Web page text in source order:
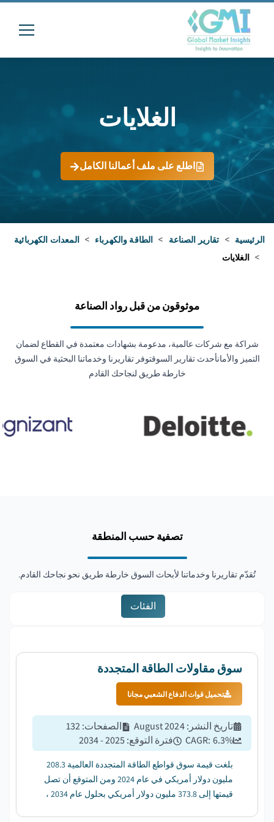
الغلايات
اطلع على ملف أعمالنا الكامل
الرئيسية > تقارير الصناعة > الطاقة والكهرباء > المعدات الكهربائية
> الغلايات
موثوقون من قبل رواد الصناعة
شراكة مع شركات عالمية، مدعومة بشهادات معتمدة في القطاع لضمان
التميز والأمانأحدث تقارير السوقتوفر تقاريرنا وخدماتنا البحثية في السوق
خارطة طريق لنجاحك القادم
تصفية حسب المنطقة
تُقدّم تقاريرنا وخدماتنا لأبحاث السوق خارطة طريق نحو نجاحك القادم.
الفئات
سوق مقاولات الطاقة المتجددة
تحميل قوات الدفاع الشعبي مجانا
تاريخ النشر :
August 2024 الصفحات:
132
CAGR: 6.3% فترة التوقع:
2025 - 2034
بلغت قيمة سوق قواطع الطاقة المتجددة العالمية 208.3
مليون دولار أمريكي في عام 2024 ومن المتوقع أن تصل
قيمتها إلى 373.8 مليون دولار أمريكي بحلول عام 2034 ،